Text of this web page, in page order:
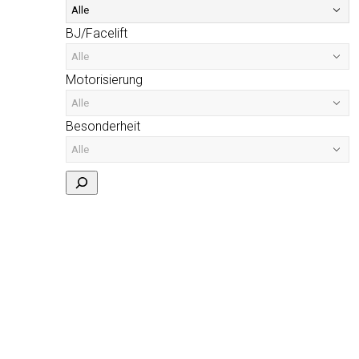
BJ/Facelift
Motorisierung
Besonderheit